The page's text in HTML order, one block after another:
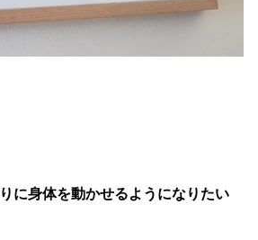
に身体を動かせるようになりたい